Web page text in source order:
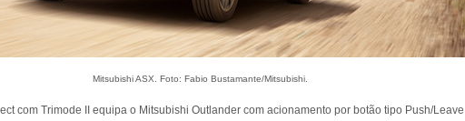
Mitsubishi ASX. Foto: Fabio Bustamante/Mitsubishi.
com Trimode II equipa o Mitsubishi Outlander com acionamento por botão tipo Push/Leave